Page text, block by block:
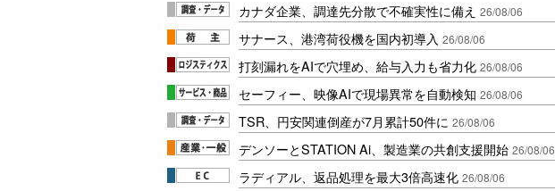
カナダ企業、調達先分散で不確実性に備え 26/08/06
サナース、港湾荷役機を国内初導入 26/08/06
打刻漏れをAIで穴埋め、給与入力も省力化 26/08/06
セーフィー、映像AIで現場異常を自動検知 26/08/06
TSR、円安関連倒産が7月累計50件に 26/08/06
デンソーとSTATION Ai、製造業の共創支援開始 26/08/06
ラディアル、返品処理を最大3倍高速化 26/08/06